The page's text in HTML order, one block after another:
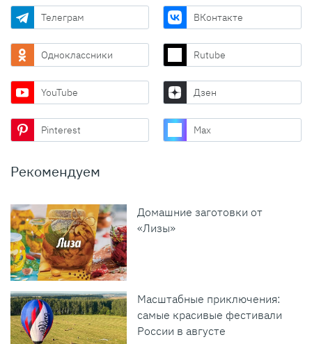
Телеграм ВКонтакте
Одноклассники Rutube
YouTube Дзен
Pinterest Max
Рекомендуем
Домашние заготовки от
«Лизы»
Масштабные приключения:
самые красивые фестивали
России в августе